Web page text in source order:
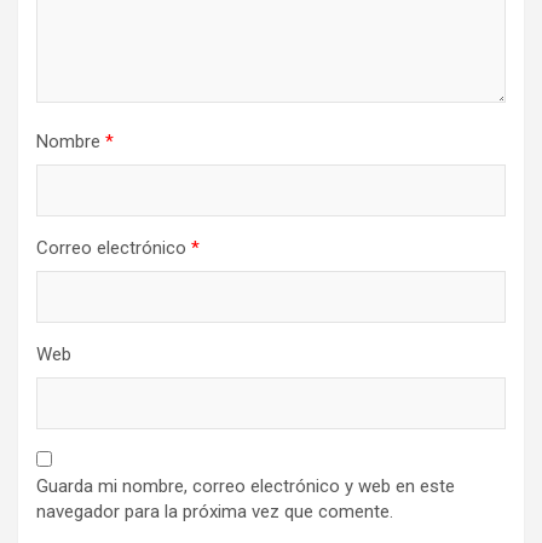
Nombre *
Correo electrónico *
Web
Guarda mi nombre, correo electrónico y web en este
navegador para la próxima vez que comente.